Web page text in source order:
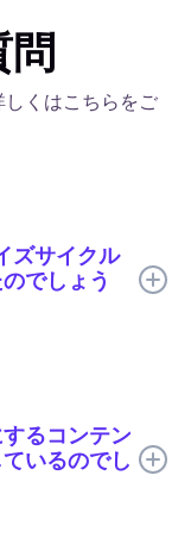
問
くはこちらをご
ズサイクル
でしょう
るコンテン
いるのでし